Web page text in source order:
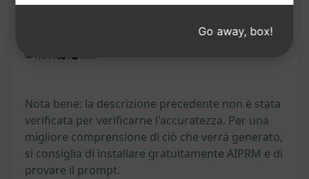
1,016 0 538
Nota bene: la descrizione precedente non è stata
verificata per verificarne l'accuratezza. Per una
migliore comprensione di ciò che verrà generato,
si consiglia di installare gratuitamente AIPRM e di
provare il prompt.
Go away, box!